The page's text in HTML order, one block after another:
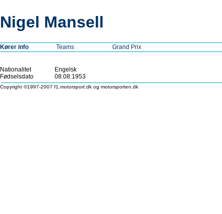
Nigel Mansell
Kører info Teams Grand Prix
Nationalitet
Engelsk
Fødselsdato
08.08.1953
Copyright ©1997-2007 f1.motorsport.dk og motorsporten.dk